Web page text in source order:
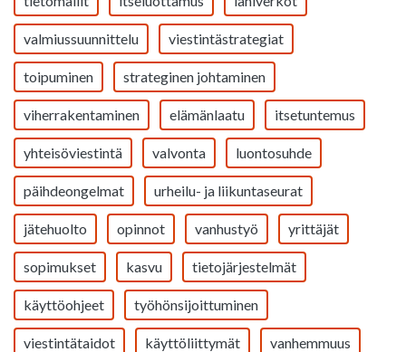
valmiussuunnittelu viestintästrategiat
toipuminen strateginen johtaminen
viherrakentaminen elämänlaatu itsetuntemus
yhteisöviestintä valvonta luontosuhde
päihdeongelmat urheilu- ja liikuntaseurat
jätehuolto opinnot vanhustyö yrittäjät
sopimukset kasvu tietojärjestelmät
käyttöohjeet työhönsijoittuminen
viestintätaidot käyttöliittymät vanhemmuus